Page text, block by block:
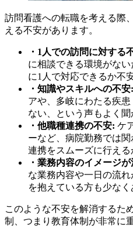
訪問看護への転職を考える際
える不安があります。
・1人での訪問に対する
に相談できる環境がな
に1人で対応できるか不
・知識やスキルへの不安:
アや、多岐にわたる疾
ない、という声もよく聞
・他職種連携の不安: ケ
ーなど、病院勤務では
連携をスムーズに行える
・業務内容のイメージ
な業務内容や一日の流
を抱えている方も少なく
このような不安を解消するた
制、つまり教育体制が非常に